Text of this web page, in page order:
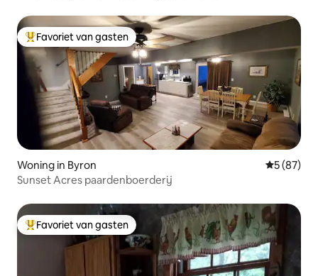
Topfavoriet van gasten
Favoriet van gasten
Woning in Byron
5 (87)
Sunset Acres paardenboerderij
Topfavoriet van gasten
Favoriet van gasten